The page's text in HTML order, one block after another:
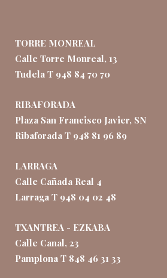
TORRE MONREAL
Calle Torre Monreal, 13
Tudela T 948 84 70 70
RIBAFORADA
Plaza San Francisco Javier, SN
Ribaforada T 948 81 96 89
LARRAGA
Calle Cañada Real 4
Larraga T 948 04 02 48
TXANTREA - EZKABA
Calle Canal, 23
Pamplona T 848 46 31 33